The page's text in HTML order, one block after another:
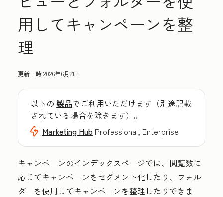
用してキャンペーンを整
理
更新日時2026年6月21日
以下の 製品でご利用いただけます（別途記載
されている場合を除きます）。
Marketing Hub Professional, Enterprise
キャンペーンのインデックスページでは、閲覧数に
応じてキャンペーンをセグメント化したり、フォル
ダーを使用してキャンペーンを整理したりできま